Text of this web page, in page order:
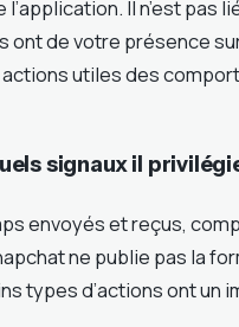
Il n’est pas
ont de votre présence
utiles des
signaux il
envoyés et reçus,
ne publie pas la
types d’actions ont un